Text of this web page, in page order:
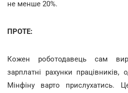
не менше 20%.
ПРОТЕ:
Кожен роботодавець сам
зарплатні рахунки працівників,
Мінфіну варто прислухатись.